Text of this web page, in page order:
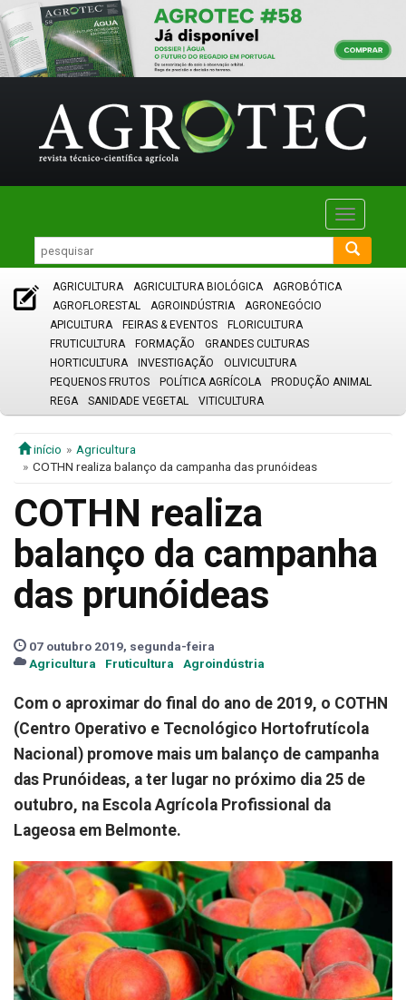
Toggle
AGRICULTURA AGRICULTURA BIOLÓGICA
AGROBÓTICA
AGROFLORESTAL
AGROINDÚSTRIA
AGRONEGÓCIO
APICULTURA
FEIRAS & EVENTOS
FLORICULTURA
FRUTICULTURA
FORMAÇÃO
GRANDES CULTURAS
HORTICULTURA
INVESTIGAÇÃO
OLIVICULTURA
PEQUENOS FRUTOS
POLÍTICA AGRÍCOLA
PRODUÇÃO ANIMAL
REGA
SANIDADE VEGETAL VITICULTURA
início
Agricultura
COTHN realiza balanço da campanha das prunóideas
COTHN realiza
balanço da campanha
das prunóideas
07 outubro 2019, segunda-feira
Agricultura
Fruticultura Agroindústria
Com o aproximar do final do ano de 2019, o COTHN
(Centro Operativo e Tecnológico Hortofrutícola
Nacional) promove mais um balanço de campanha
das Prunóideas, a ter lugar no próximo dia 25 de
outubro, na Escola Agrícola Profissional da
Lageosa em Belmonte.